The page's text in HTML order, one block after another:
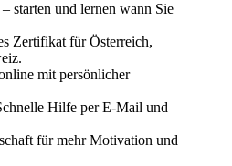
starten und lernen wann Sie
Zertifikat für Österreich,
mit persönlicher
Hilfe per E-Mail und
für mehr Motivation und